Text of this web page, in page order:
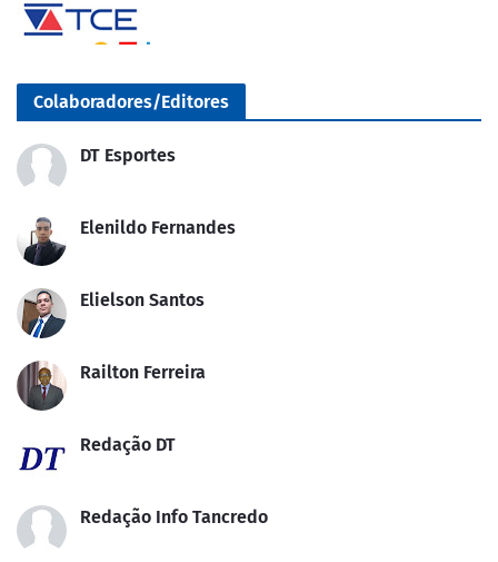
Colaboradores/Editores
DT Esportes
Elenildo Fernandes
Elielson Santos
Railton Ferreira
Redação DT
Redação Info Tancredo